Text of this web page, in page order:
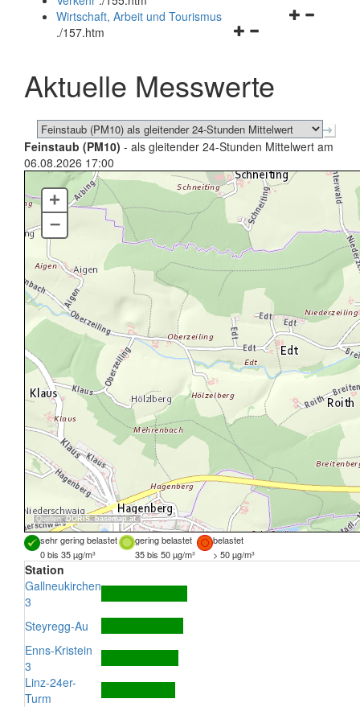
schließen
Navigationsmenü
schließen
Wirtschaft, Arbeit und Tourismus
./157.htm
Aktuelle Messwerte
Feinstaub (PM10) - als gleitender 24-Stunden Mittelwert am
06.08.2026 17:00
Quellen: DORIS,basemap.at
+
–
sehr gering belastet gering belastet
belastet
0 bis 35 µg/m³
35 bis 50 µg/m³ > 50 µg/m³
Station
Gallneukirchen
3
Steyregg-Au
Enns-Kristein
3
Linz-24er-
Turm